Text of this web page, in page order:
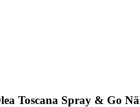
Toscana Spray & Go